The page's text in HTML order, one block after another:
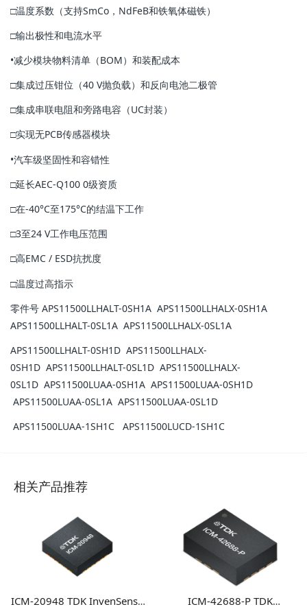
□温度系数（支持SmCo，NdFeB和铁氧体磁铁）
□输出极性和电流水平
•减少模块物料清单（BOM）和装配成本
□集成过压钳位（40 V抛负载）和反向电池二极管
□集成串联电阻和旁路电容（UC封装）
□实现无PCB传感器模块
•汽车级坚固性和容错性
□延长AEC-Q100 0级资质
□在-40°C至175°C的结温下工作
□3至24 V工作电压范围
□高EMC / ESD抗扰度
□温度过高指示
零件号 APS11500LLHALT-0SH1A APS11500LLHALX-0SH1A
APS11500LLHALT-0SL1A APS11500LLHALX-0SL1A
APS11500LLHALT-0SH1D APS11500LLHALX-
0SH1D APS11500LLHALT-0SL1D APS11500LLHALX-
0SL1D APS11500LUAA-0SH1A APS11500LUAA-0SH1D
APS11500LUAA-0SL1A APS11500LUAA-0SL1D
APS11500LUAA-1SH1C APS11500LUCD-1SH1C
相关产品推荐
ICM-20948 TDK InvenSense
ICM-42688-P TDK